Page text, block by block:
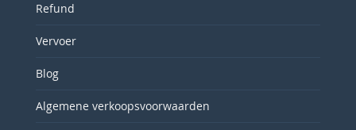
Refund
Vervoer
Blog
Algemene verkoopsvoorwaarden